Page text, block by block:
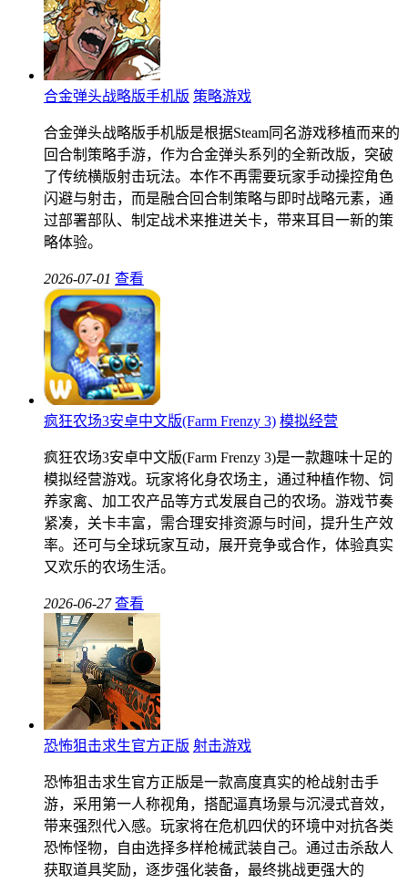
合金弹头战略版手机版 策略游戏
合金弹头战略版手机版是根据Steam同名游戏移植而来的
回合制策略手游，作为合金弹头系列的全新改版，突破
了传统横版射击玩法。本作不再需要玩家手动操控角色
闪避与射击，而是融合回合制策略与即时战略元素，通
过部署部队、制定战术来推进关卡，带来耳目一新的策
略体验。
2026-07-01 查看
疯狂农场3安卓中文版(Farm Frenzy 3) 模拟经营
疯狂农场3安卓中文版(Farm Frenzy 3)是一款趣味十足的
模拟经营游戏。玩家将化身农场主，通过种植作物、饲
养家禽、加工农产品等方式发展自己的农场。游戏节奏
紧凑，关卡丰富，需合理安排资源与时间，提升生产效
率。还可与全球玩家互动，展开竞争或合作，体验真实
又欢乐的农场生活。
2026-06-27 查看
恐怖狙击求生官方正版 射击游戏
恐怖狙击求生官方正版是一款高度真实的枪战射击手
游，采用第一人称视角，搭配逼真场景与沉浸式音效，
带来强烈代入感。玩家将在危机四伏的环境中对抗各类
恐怖怪物，自由选择多样枪械武装自己。通过击杀敌人
获取道具奖励，逐步强化装备，最终挑战更强大的